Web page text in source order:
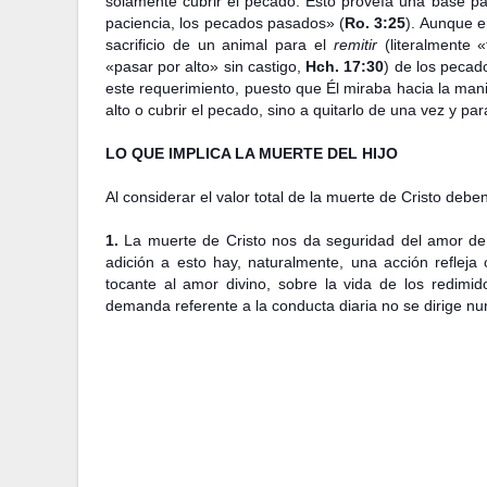
paciencia, los pecados pasados» (Ro. 3:25). Aunque
sacrificio de un animal para el remitir (literalmente
«pasar por alto» sin castigo, Hch. 17:30) de los
este requerimiento, puesto que Él miraba hacia la
alto o cubrir el pecado, sino a quitarlo de una vez y
LO QUE IMPLICA LA MUERTE DEL HIJO
Al considerar el valor total de la muerte de Cristo
1. La muerte de Cristo nos da seguridad del amor
adición a esto hay, naturalmente, una acción
tocante al amor divino, sobre la vida de los
demanda referente a la conducta diaria no se dirige